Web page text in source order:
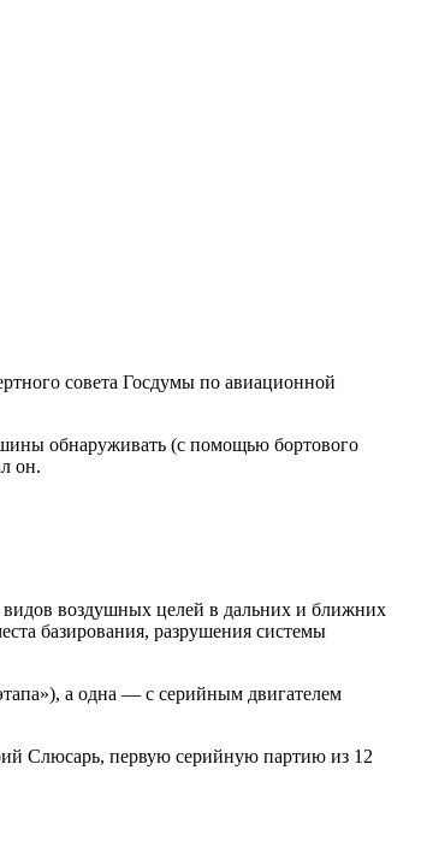
совета Госдумы по авиационной
обнаруживать (с помощью бортового
он.
воздушных целей в дальних и ближних
базирования, разрушения системы
а одна — с серийным двигателем
Слюсарь, первую серийную партию из 12